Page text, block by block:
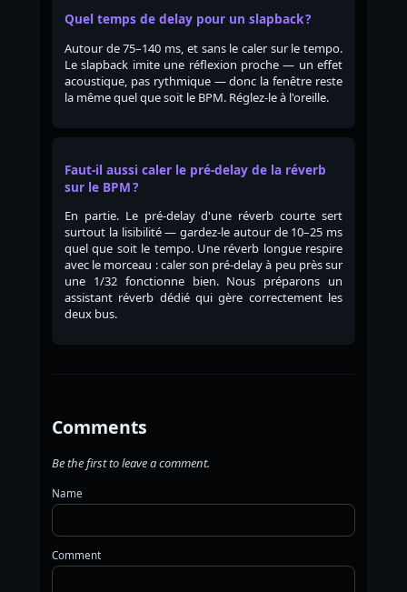
Quel temps de delay pour un slapback ?
Autour de 75–140 ms, et sans le caler sur le tempo.
Le slapback imite une réflexion proche — un effet
acoustique, pas rythmique — donc la fenêtre reste
la même quel que soit le BPM. Réglez-le à l'oreille.
Faut-il aussi caler le pré-delay de la réverb
sur le BPM ?
En partie. Le pré-delay d'une réverb courte sert
surtout la lisibilité — gardez-le autour de 10–25 ms
quel que soit le tempo. Une réverb longue respire
avec le morceau : caler son pré-delay à peu près sur
une 1/32 fonctionne bien. Nous préparons un
assistant réverb dédié qui gère correctement les
deux bus.
Comments
Be the first to leave a comment.
Name
Comment